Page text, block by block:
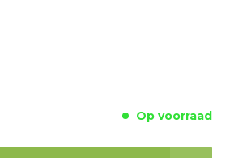
Op voorraad